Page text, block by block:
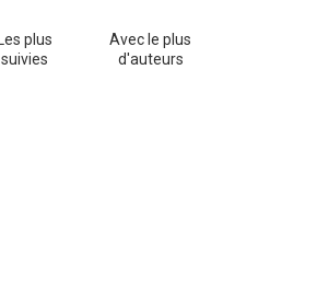
Les plus
suivies
Avec le plus
d'auteurs